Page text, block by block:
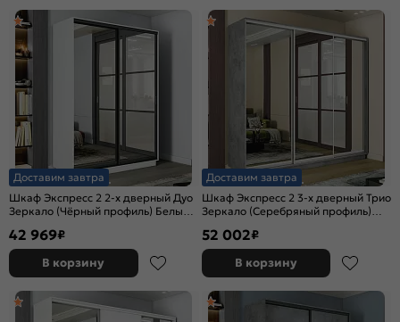
Доставим завтра
Шкаф Экспресс 2 2-х дверный Дуо
Зеркало (Чёрный профиль) Белый
42 969₽
В корзину
Доставим завтра
Шкаф Экспресс 2 3-х дверный Трио
Зеркало (Серебряный профиль)
52 002₽
В корзину